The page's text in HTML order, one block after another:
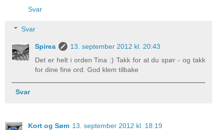
Svar
Svar
Spirea
13. september 2012 kl. 20:43
Det er helt i orden Tina :) Takk for at du spør - og takk
for dine fine ord. God klem tilbake
Svar
Kort og Søm 13. september 2012 kl. 18:19